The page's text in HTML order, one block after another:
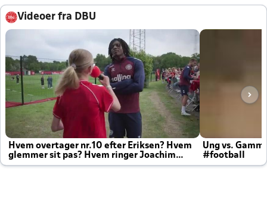
Videoer fra DBU
Hvem overtager nr.10 efter Eriksen? Hvem
glemmer sit pas? Hvem ringer Joachim
altid til efter kampe?
Ung vs.
#football